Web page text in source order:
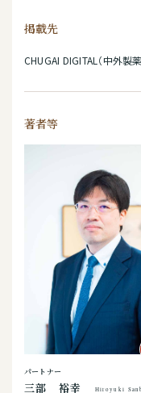
掲載先
CHUGAI DIGITAL（中外製
著者等
パートナー
三部 裕幸 Hiroyuki